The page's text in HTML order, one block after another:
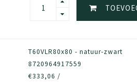
T60VLR80x80 - natuur-zwart
8720964917559
€333,06 /